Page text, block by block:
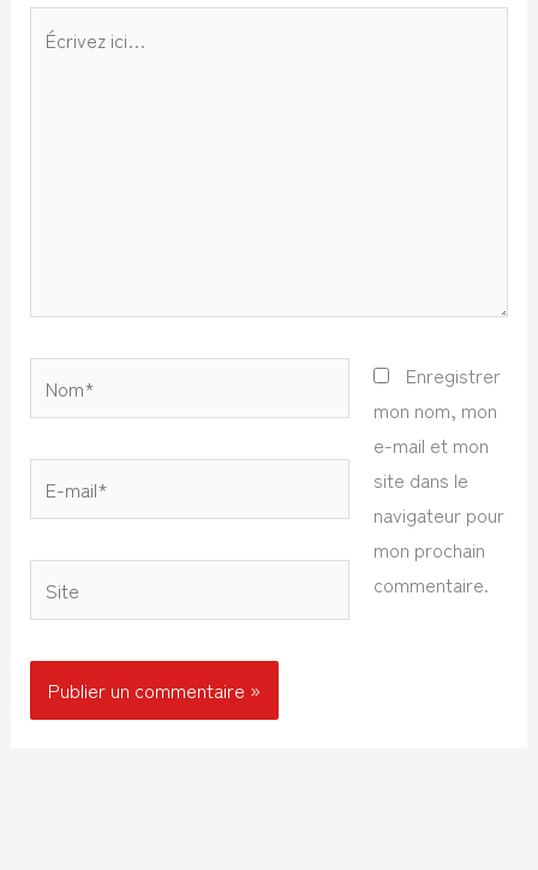
ici…
Enregistrer
mon nom, mon
e-mail et mon
site dans le
navigateur pour
mon prochain
commentaire.